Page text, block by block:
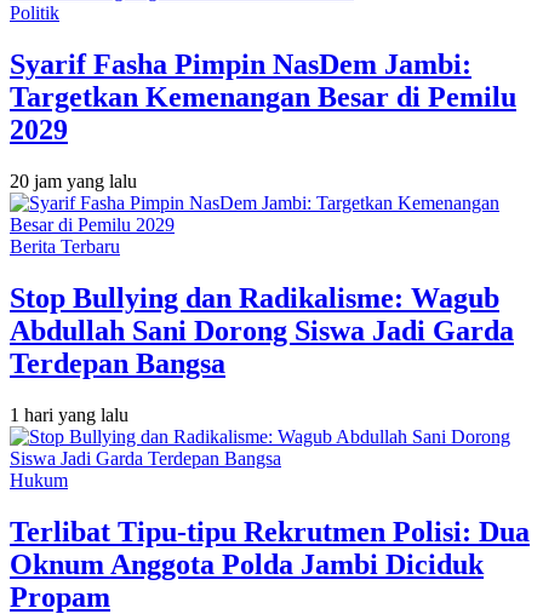
Politik
Syarif Fasha Pimpin NasDem Jambi:
Targetkan Kemenangan Besar di Pemilu
2029
20 jam yang lalu
Berita Terbaru
Stop Bullying dan Radikalisme: Wagub
Abdullah Sani Dorong Siswa Jadi Garda
Terdepan Bangsa
1 hari yang lalu
Hukum
Terlibat Tipu-tipu Rekrutmen Polisi: Dua
Oknum Anggota Polda Jambi Diciduk
Propam